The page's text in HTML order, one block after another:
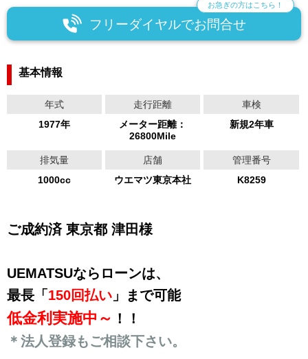
フリーダイヤルでお問合せ
お急ぎの方はこちら！
基本情報
年式
1977年
走行距離
メーター距離：
26800Mile
車検
新規2年車
排気量
1000cc
店舗
ウエマツ東京本社
管理番号
K8259
ご成約済 東京都 津田様
UEMATSUならローンは、
最長「 150回払い 」まで可能
低金利実施中～ ！！
＊法人登録もご相談下さい。